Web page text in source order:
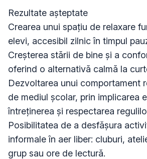
Rezultate așteptate
Crearea unui spațiu de relaxare
elevi, accesibil zilnic în timpul
Creșterea stării de bine și a
oferind o alternativă calmă la
Dezvoltarea unui comportament
de mediul școlar, prin implicarea
întreținerea și respectarea
Posibilitatea de a desfășura
informale în aer liber: cluburi,
grup sau ore de lectură.